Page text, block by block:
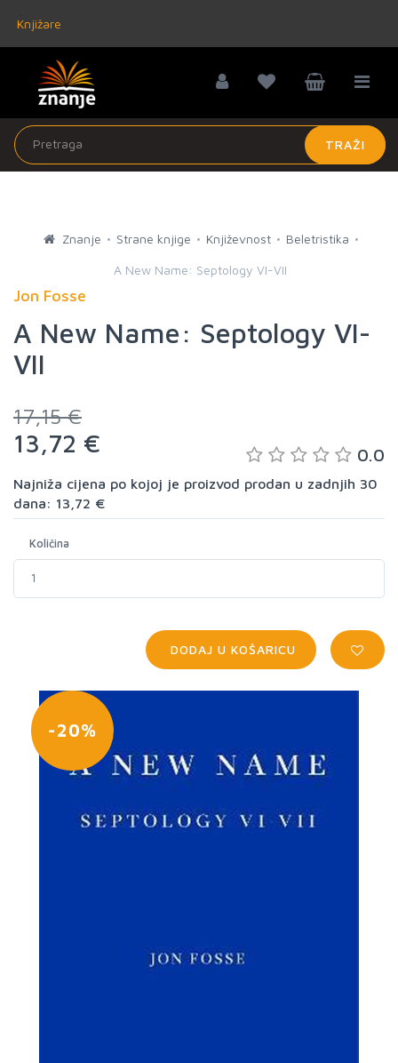
Knjižare
TRAŽI
Znanje Strane knjige Književnost Beletristika
A New Name: Septology VI-VII
Jon Fosse
A New Name: Septology VI-
VII
17,15 €
13,72 € 0.0
Najniža cijena po kojoj je proizvod prodan u zadnjih 30
dana: 13,72 €
Količina
DODAJ U KOŠARICU
-20%